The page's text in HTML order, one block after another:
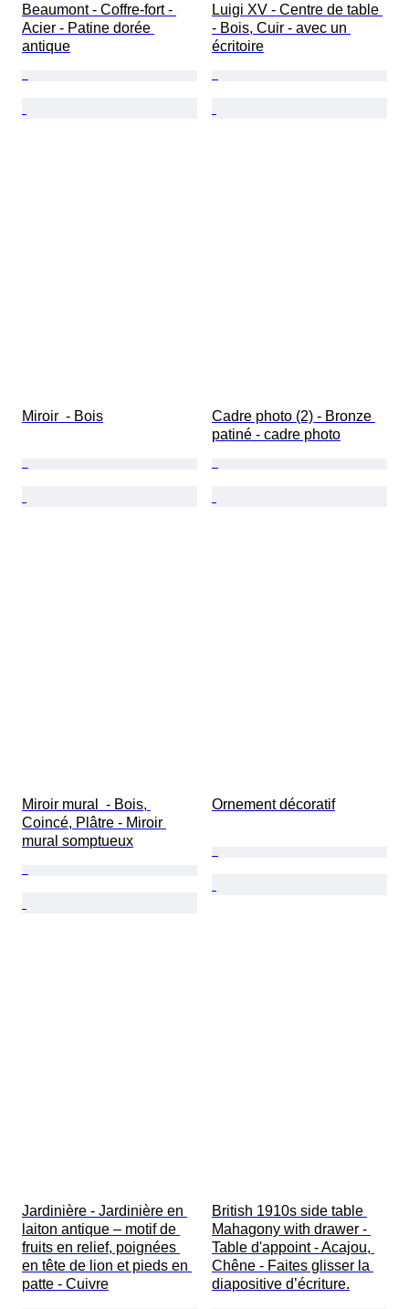
Beaumont - Coffre-fort -
Acier - Patine dorée
antique
Luigi XV - Centre de table
- Bois, Cuir - avec un
écritoire
Miroir  - Bois
Cadre photo (2) - Bronze
patiné - cadre photo
Miroir mural  - Bois,
Coincé, Plâtre - Miroir
mural somptueux
Ornement décoratif
Jardinière - Jardinière en
laiton antique – motif de
fruits en relief, poignées
en tête de lion et pieds en
patte - Cuivre
British 1910s side table
Mahagony with drawer -
Table d'appoint - Acajou,
Chêne - Faites glisser la
diapositive d’écriture.